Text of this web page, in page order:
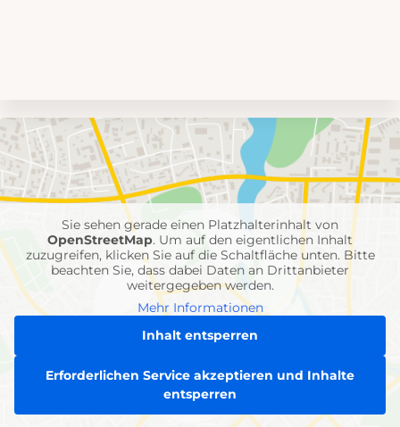
Umgebungskarte
mit
Feuerwehr-
Einheiten
Sie sehen gerade einen Platzhalterinhalt von
OpenStreetMap. Um auf den eigentlichen Inhalt
zuzugreifen, klicken Sie auf die Schaltfläche unten. Bitte
beachten Sie, dass dabei Daten an Drittanbieter
weitergegeben werden.
Mehr Informationen
Inhalt entsperren
Erforderlichen Service akzeptieren und Inhalte
entsperren